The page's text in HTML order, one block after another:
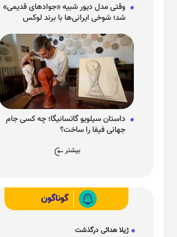
وقتی مدل دیور شبیه «جوادهای قدیمی»
شد؛ شوخی ایرانی‌ها با برند لوکس
داستان سیلویو گاتسانیگا؛ چه کسی جام
جهانی فیفا را ساخت؟
بیشتر
گوناگون
ژیلا هدائی درگذشت